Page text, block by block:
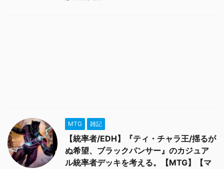
MTG 雑記
【統率者/EDH】『ティ・チャラ王/揺るが
ぬ希望、ブラックパンサー』のカジュア
ル統率者デッキを考える。【MTG】【マ